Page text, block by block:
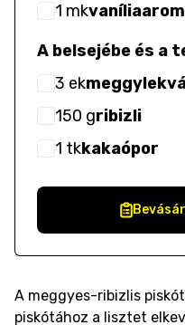
1 mk
A belsejébe és a
3 ek
150 gribizli
1 tkkakaópor
A meggyes-ribizlis
piskótához a lisztet